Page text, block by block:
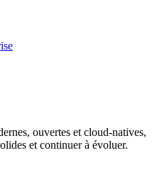
ouvertes et cloud-natives,
et continuer à évoluer.